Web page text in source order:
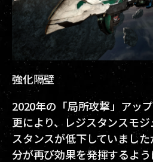
強化隔壁
2020年の「局所攻撃」アッ
更により、レジスタンスモ
スタンスが低下していまし
分が再び効果を発揮するよ